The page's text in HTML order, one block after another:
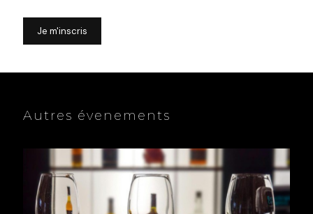
Je m'inscris
Autres évenements